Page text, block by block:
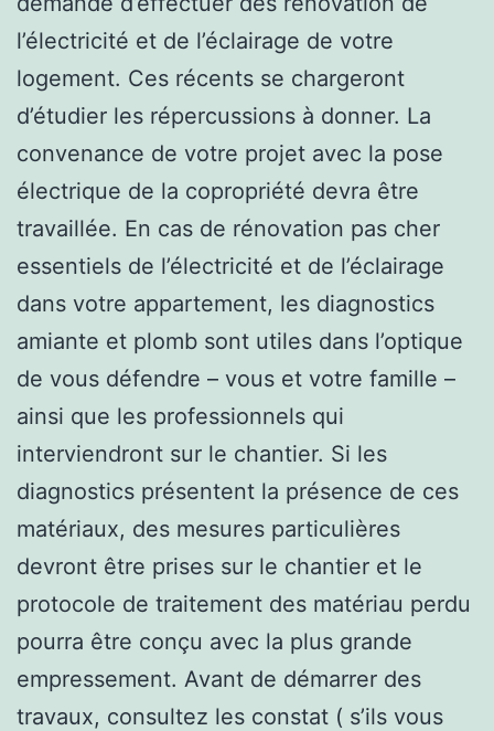
l’électricité et de l’éclairage de votre
logement. Ces récents se chargeront
d’étudier les répercussions à donner. La
convenance de votre projet avec la pose
électrique de la copropriété devra être
travaillée. En cas de rénovation pas cher
essentiels de l’électricité et de l’éclairage
dans votre appartement, les diagnostics
amiante et plomb sont utiles dans l’optique
de vous défendre – vous et votre famille –
ainsi que les professionnels qui
interviendront sur le chantier. Si les
diagnostics présentent la présence de ces
matériaux, des mesures particulières
devront être prises sur le chantier et le
protocole de traitement des matériau perdu
pourra être conçu avec la plus grande
empressement. Avant de démarrer des
travaux, consultez les constat ( s’ils vous